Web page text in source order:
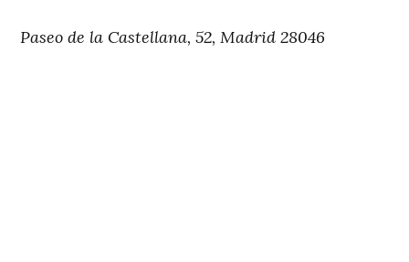
Paseo de la Castellana, 52, Madrid 28046